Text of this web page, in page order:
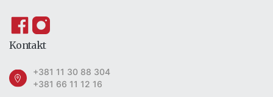
Kontakt
+381 11 30 88 304
+381 66 11 12 16